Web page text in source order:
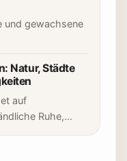
und gewachsene
Natur, Städte
auf
Ruhe,…